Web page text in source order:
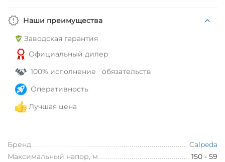
Наши преимущества
Заводская гарантия
Официальный дилер
100% исполнение обязательств
Оперативность
Лучшая цена
Бренд
Calpeda
Максимальный напор, м
150 - 59